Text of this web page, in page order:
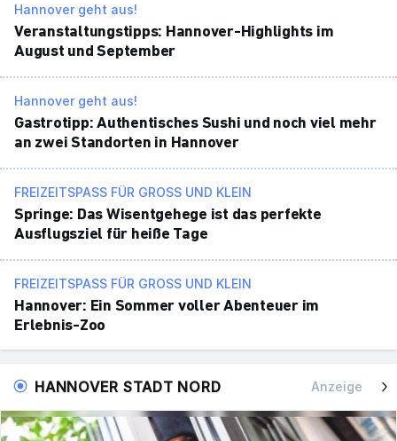
Hannover geht aus!
Veran­stal­tungs­tipps: Hannover-High­lights im
August und September
Hannover geht aus!
Gastro­tipp: Authen­ti­sches Sushi und noch viel mehr
an zwei Stand­orten in Hannover
FREIZEITSPASS FÜR GROSS UND KLEIN
Springe: Das Wisent­ge­hege ist das perfekte
Ausflugs­ziel für heiße Tage
FREIZEITSPASS FÜR GROSS UND KLEIN
Hannover: Ein Sommer voller Aben­teuer im
Erlebnis-Zoo
HANNOVER STADT NORD Anzeige